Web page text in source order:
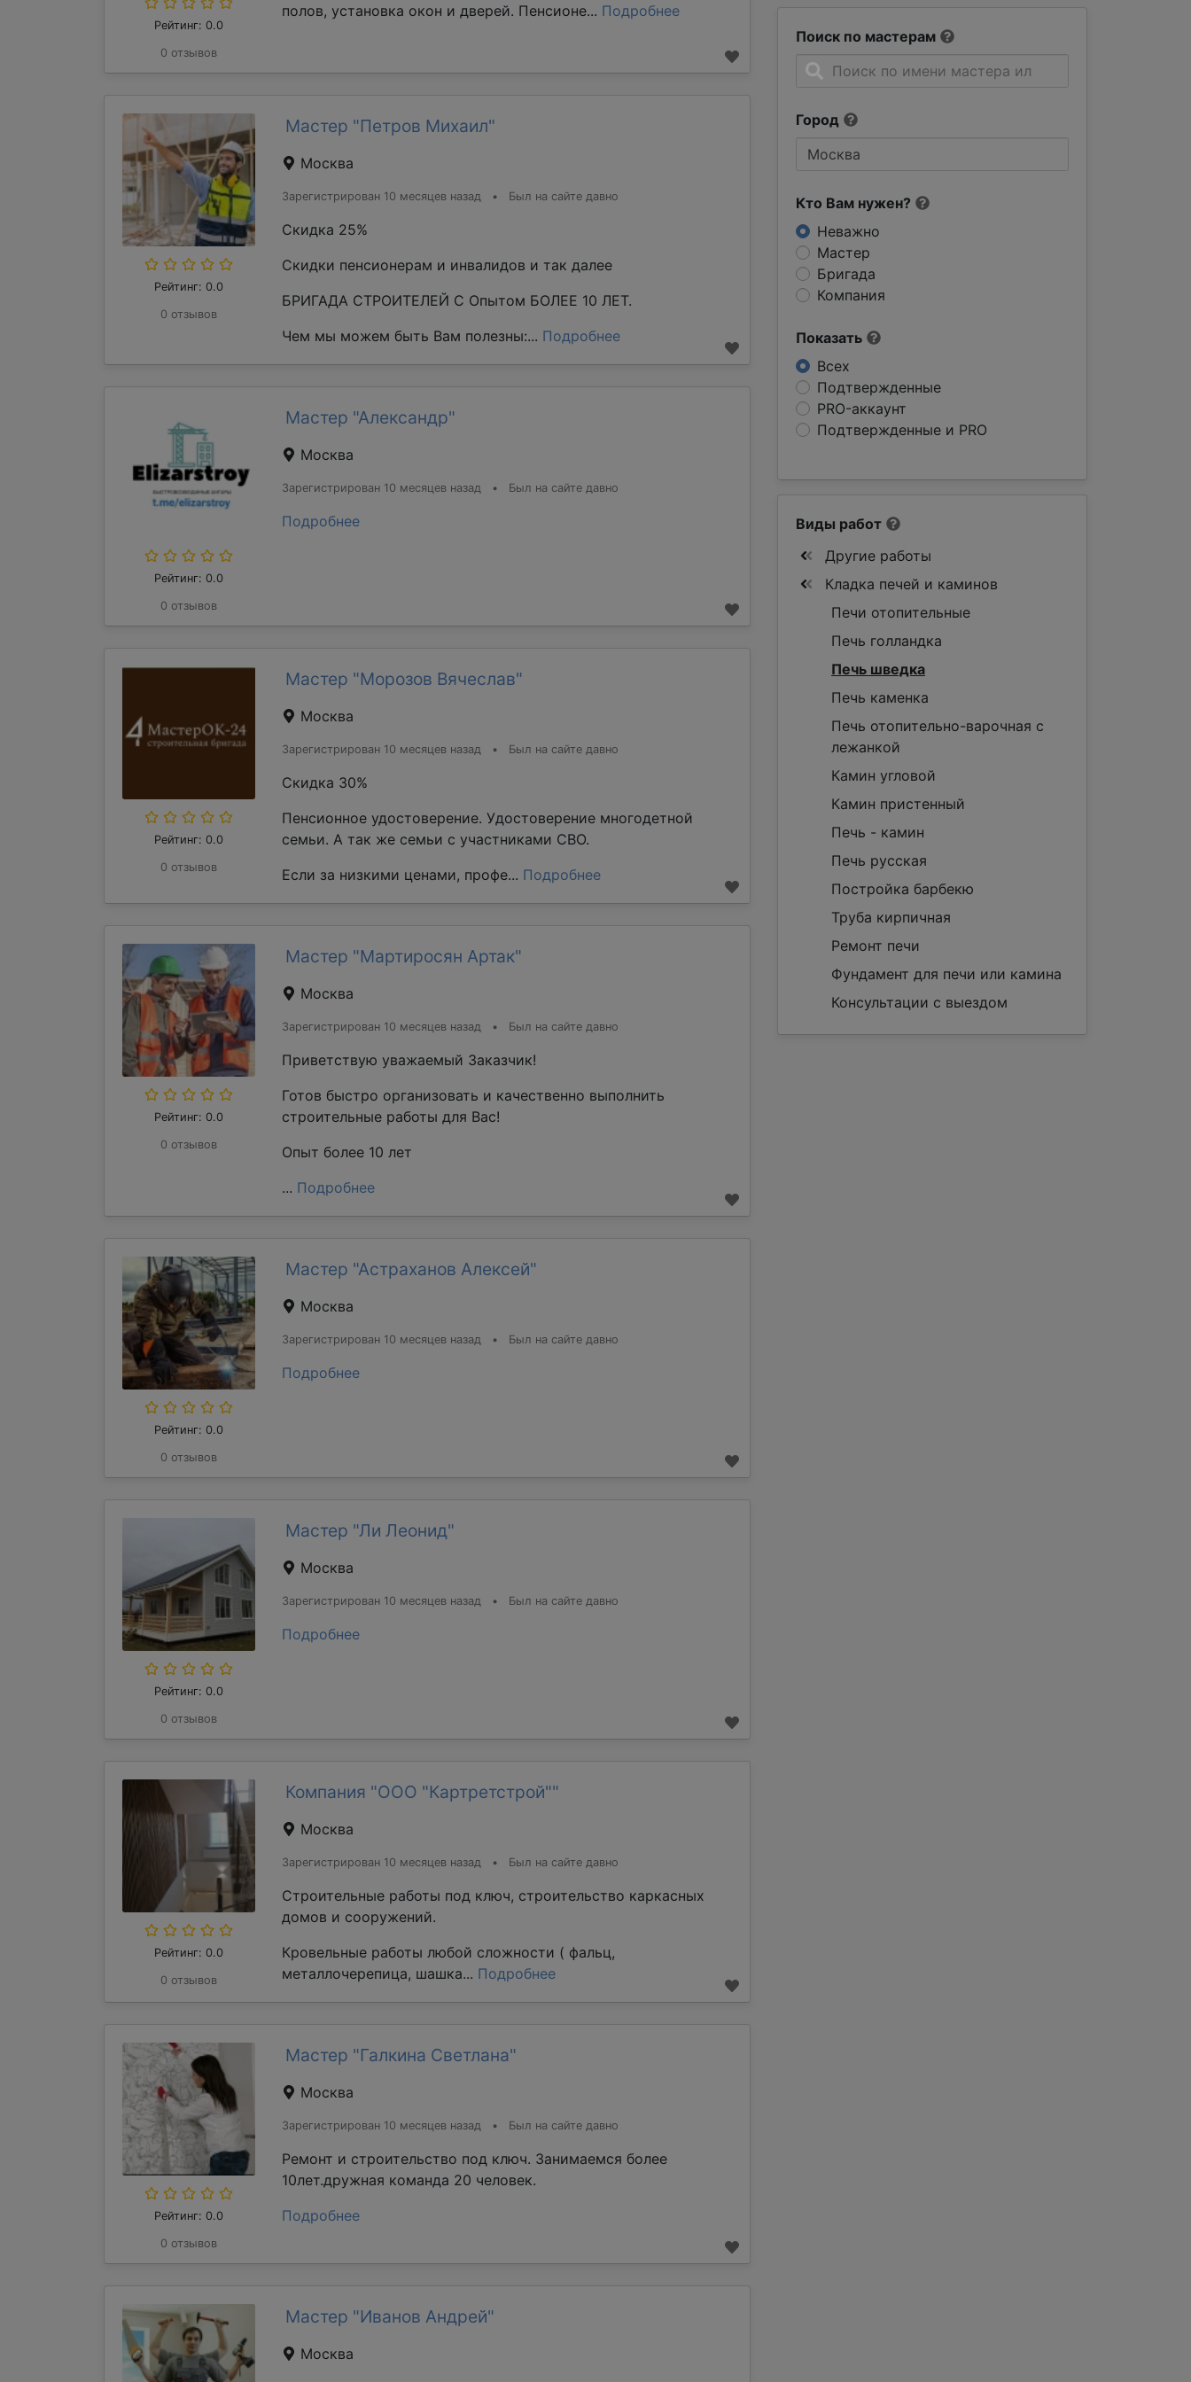
Поиск по мастерам
Город
Кто Вам нужен?
Неважно
Мастер
Бригада
Компания
Показать
Всех
Подтвержденные
PRO-аккаунт
Подтвержденные и PRO
Рейтинг: 0.0
0 отзывов
полов, установка окон и дверей. Пенсионе... Подробнее
Рейтинг: 0.0
0 отзывов
Мастер "Петров Михаил"
Москва
Зарегистрирован 10 месяцев назад • Был на сайте давно
Скидка 25%
Скидки пенсионерам и инвалидов и так далее
БРИГАДА СТРОИТЕЛЕЙ С Опытом БОЛЕЕ 10 ЛЕТ.
Чем мы можем быть Вам полезны:... Подробнее
Рейтинг: 0.0
0 отзывов
Мастер "Александр"
Москва
Зарегистрирован 10 месяцев назад • Был на сайте давно
Подробнее
Рейтинг: 0.0
0 отзывов
Мастер "Морозов Вячеслав"
Москва
Зарегистрирован 10 месяцев назад • Был на сайте давно
Скидка 30%
Пенсионное удостоверение. Удостоверение многодетной
семьи. А так же семьи с участниками СВО.
Если за низкими ценами, профе... Подробнее
Рейтинг: 0.0
0 отзывов
Мастер "Мартиросян Артак"
Москва
Зарегистрирован 10 месяцев назад • Был на сайте давно
Приветствую уважаемый Заказчик!
Готов быстро организовать и качественно выполнить
строительные работы для Вас!
Опыт более 10 лет
... Подробнее
Рейтинг: 0.0
0 отзывов
Мастер "Астраханов Алексей"
Москва
Зарегистрирован 10 месяцев назад • Был на сайте давно
Подробнее
Рейтинг: 0.0
0 отзывов
Мастер "Ли Леонид"
Москва
Зарегистрирован 10 месяцев назад • Был на сайте давно
Подробнее
Рейтинг: 0.0
0 отзывов
Компания "ООО "Картретстрой""
Москва
Зарегистрирован 10 месяцев назад • Был на сайте давно
Строительные работы под ключ, строительство каркасных
домов и сооружений.
Кровельные работы любой сложности ( фальц,
металлочерепица, шашка... Подробнее
Рейтинг: 0.0
0 отзывов
Мастер "Галкина Светлана"
Москва
Зарегистрирован 10 месяцев назад • Был на сайте давно
Ремонт и строительство под ключ. Занимаемся более
10лет.дружная команда 20 человек.
Подробнее
Мастер "Иванов Андрей"
Москва
Виды работ
Другие работы
Кладка печей и каминов
Печи отопительные
Печь голландка
Печь шведка
Печь каменка
Печь отопительно-варочная с
лежанкой
Камин угловой
Камин пристенный
Печь - камин
Печь русская
Постройка барбекю
Труба кирпичная
Ремонт печи
Фундамент для печи или камина
Консультации с выездом